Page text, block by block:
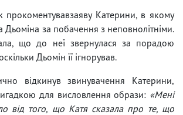
прокоментувавзаяву Катерини, в якому
Дьоміна за побачення з неповнолітніми.
що до неї звернулася за порадою
Дьомін її ігнорував.
відкинув звинувачення Катерини,
для висловлення образи: «Мені
від того, що Катя сказала про те, що